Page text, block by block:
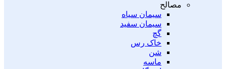
مصالح
سیمان سیاه
سیمان سفید
گچ
خاک رس
شن
ماسه